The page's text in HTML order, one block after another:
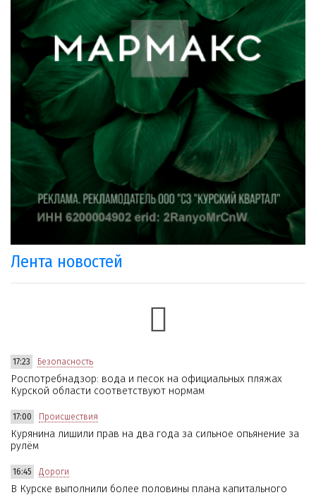
Лента новостей
17:23 Безопасность
Роспотребнадзор: вода и песок на официальных пляжах
Курской области соответствуют нормам
17:00 Происшествия
Курянина лишили прав на два года за сильное опьянение за
рулём
16:45 Дороги
В Курске выполнили более половины плана капитального